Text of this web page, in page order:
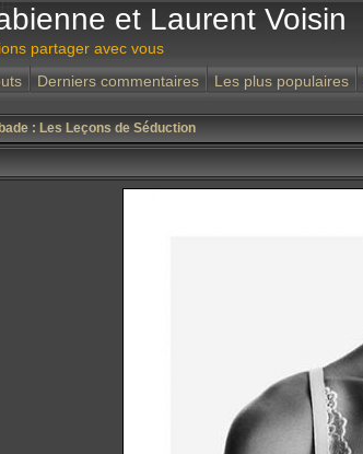
et Laurent Voisin
partager avec vous
Derniers commentaires Les plus populaires
: Les Leçons de Séduction